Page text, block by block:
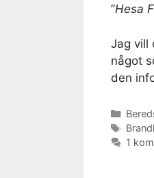
”Hesa
Jag vill
något
den
1